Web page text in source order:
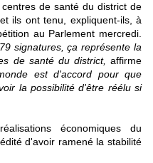
de santé du district de
ils ont tenu, expliquent-ils, à
au Parlement mercredi.
signatures, ça représente la
de santé du district, affirme
est d'accord pour que
la possibilité d'être réélu si
économiques du
d'avoir ramené la stabilité